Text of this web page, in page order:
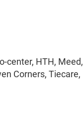
center, HTH, Meed,
Corners, Tiecare,